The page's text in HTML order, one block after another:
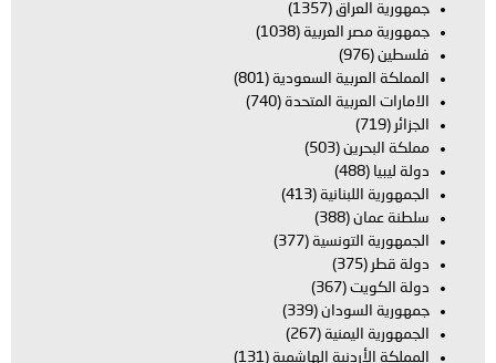
جمهورية العراق (1357)
جمهورية مصر العربية (1038)
فلسطين (976)
المملكة العربية السعودية (801)
الامارات العربية المتحدة (740)
الجزائر (719)
مملكة البحرين (503)
دولة ليبيا (488)
الجمهورية اللبنانية (413)
سلطنة عمان (388)
الجمهورية التونسية (377)
دولة قطر (375)
دولة الكويت (367)
جمهورية السودان (339)
الجمهورية اليمنية (267)
المملكة الأردنية الهاشمية (131)